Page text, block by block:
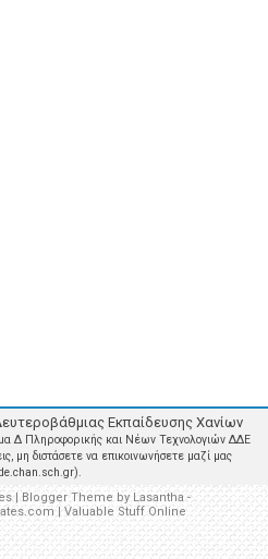
Εκπαίδευσης Χανίων
Δ Πληροφορικής και Νέων Τεχνολογιών ΔΔΕ
μη διστάσετε να επικοινωνήσετε μαζί μας
| Blogger Theme by Lasantha-
|Valuable Stuff Online